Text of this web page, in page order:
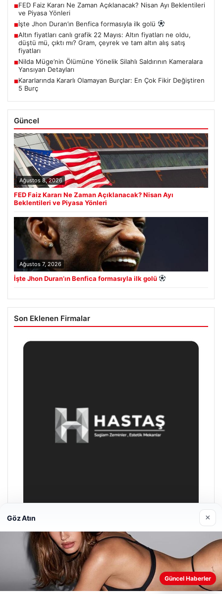
■FED Faiz Kararı Ne Zaman Açıklanacak? Nisan Ayı Beklentileri
ve Piyasa Yönleri
■İşte Jhon Duran’ın Benfica formasıyla ilk golü
■Altın fiyatları canlı grafik 22 Mayıs: Altın fiyatları ne oldu,
düştü mü, çıktı mı? Gram, çeyrek ve tam altın alış satış
fiyatları
■Nilda Müge’nin Ölümüne Yönelik Silahlı Saldırının Kameralara
Yansıyan Detayları
■Kararlarında Kararlı Olamayan Burçlar: En Çok Fikir Değiştiren
5 Burç
Güncel
Ağustos 8, 2026
FED Faiz Kararı Ne Zaman Açıklanacak? Nisan Ayı
Beklentileri ve Piyasa Yönleri
Ağustos 7, 2026
İşte Jhon Duran’ın Benfica formasıyla ilk golü
Son Eklenen Firmalar
Prenses Night Club
Nisan 29, 2026
Web sitemizi nasıl kullandığınızı daha iyi anlayabilmek,
deneyiminizi kişiselleştirmek ve geliştirmek amacıyla çerezler
Göz Atın ×
Güncel Haberler